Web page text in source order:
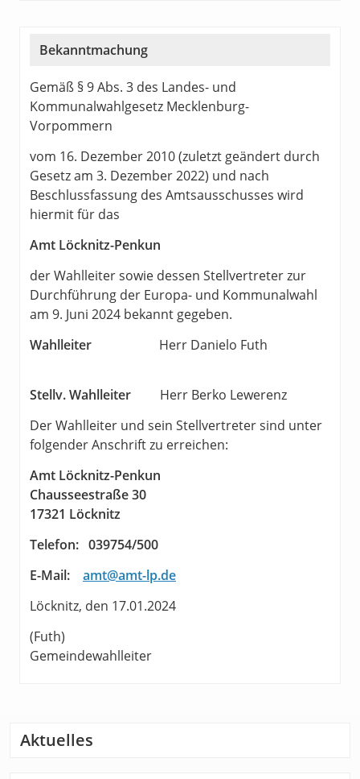
Bekanntmachung
Gemäß § 9 Abs. 3 des Landes- und
Kommunalwahlgesetz Mecklenburg-
Vorpommern
vom 16. Dezember 2010 (zuletzt geändert durch
Gesetz am 3. Dezember 2022) und nach
Beschlussfassung des Amtsausschusses wird
hiermit für das
Amt Löcknitz-Penkun
der Wahlleiter sowie dessen Stellvertreter zur
Durchführung der Europa- und Kommunalwahl
am 9. Juni 2024 bekannt gegeben.
Wahlleiter Herr Danielo Futh
Stellv. Wahlleiter Herr Berko Lewerenz
Der Wahlleiter und sein Stellvertreter sind unter
folgender Anschrift zu erreichen:
Amt Löcknitz-Penkun
Chausseestraße 30
17321 Löcknitz
Telefon: 039754/500
E-Mail: amt@amt-lp.de
Löcknitz, den 17.01.2024
(Futh)
Gemeindewahlleiter
Aktuelles